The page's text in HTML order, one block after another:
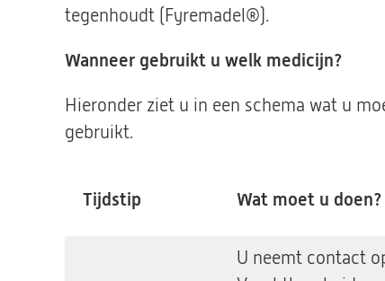
tegenhoudt (Fyremadel®).
Wanneer gebruikt u welk medicijn?
Hieronder ziet u in een schema wat u
gebruikt.
Tijdstip Wat moet u doen?
U neemt contact